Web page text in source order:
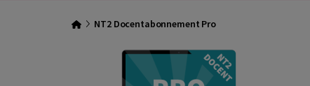
NT2 Docentabonnement Pro